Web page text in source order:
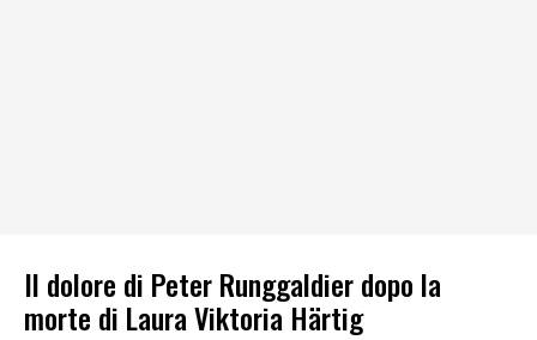
Il dolore di Peter Runggaldier dopo la
morte di Laura Viktoria Härtig